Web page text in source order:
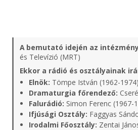
A bemutató idején az
és Televízió (MRT)
Ekkor a rádió és osztályainak
Elnök: Tömpe István (1962-
Dramaturgia főrendező:
Falurádió: Simon Ferenc (1967-
Ifjúsági Osztály: Faggyas
Irodalmi Főosztály: Zentai